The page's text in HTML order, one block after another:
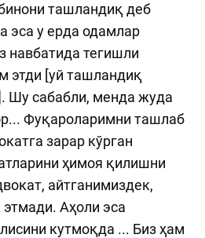
ташландиқ деб
эса у ерда одамлар
навбатида тегишли
этди [уй ташландиқ
Шу сабабли, менда жуда
Фуқароларимни ташлаб
зарар кўрган
ҳимоя қилишни
айтганимиздек,
Аҳоли эса
кутмоқда ... Биз ҳам